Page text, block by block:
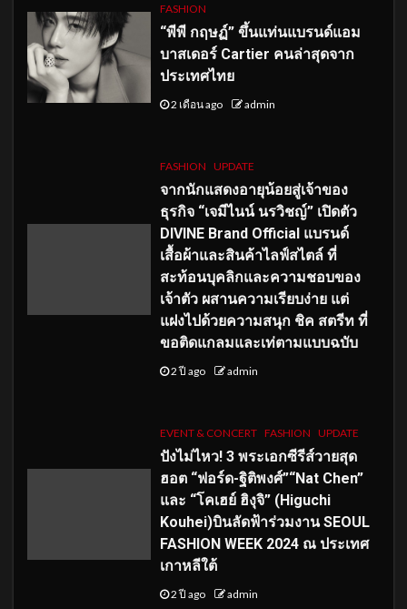
FASHION
“พีพี กฤษฏ์” ขึ้นแท่นแบรนด์แอม
บาสเดอร์ Cartier คนล่าสุดจาก
ประเทศไทย
2 เดือน ago admin
FASHION UPDATE
จากนักแสดงอายุน้อยสู่เจ้าของ
ธุรกิจ “เจมีไนน์ นรวิชญ์” เปิดตัว
DIVINE Brand Official แบรนด์
เสื้อผ้าและสินค้าไลฟ์สไตล์ ที่
สะท้อนบุคลิกและความชอบของ
เจ้าตัว ผสานความเรียบง่าย แต่
แฝงไปด้วยความสนุก ชิค สตรีท ที่
ขอติดแกลมและเท่ตามแบบฉบับ
2 ปี ago admin
EVENT & CONCERT FASHION UPDATE
ปังไม่ไหว! 3 พระเอกซีรีส์วายสุด
ฮอต “ฟอร์ด-ฐิติพงศ์”“Nat Chen”
และ “โคเฮย์ ฮิงุจิ” (Higuchi
Kouhei)บินลัดฟ้าร่วมงาน SEOUL
FASHION WEEK 2024 ณ ประเทศ
เกาหลีใต้
2 ปี ago admin